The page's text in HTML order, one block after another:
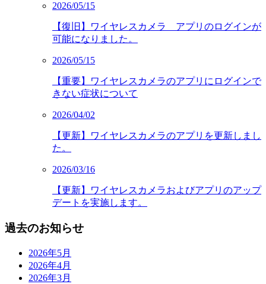
2026/05/15
【復旧】ワイヤレスカメラ アプリのログインが
可能になりました。
2026/05/15
【重要】ワイヤレスカメラのアプリにログインで
きない症状について
2026/04/02
【更新】ワイヤレスカメラのアプリを更新しまし
た。
2026/03/16
【更新】ワイヤレスカメラおよびアプリのアップ
デートを実施します。
過去のお知らせ
2026年5月
2026年4月
2026年3月